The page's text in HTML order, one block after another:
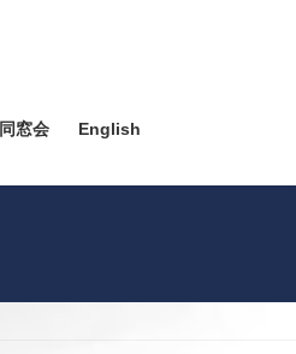
同窓会 English